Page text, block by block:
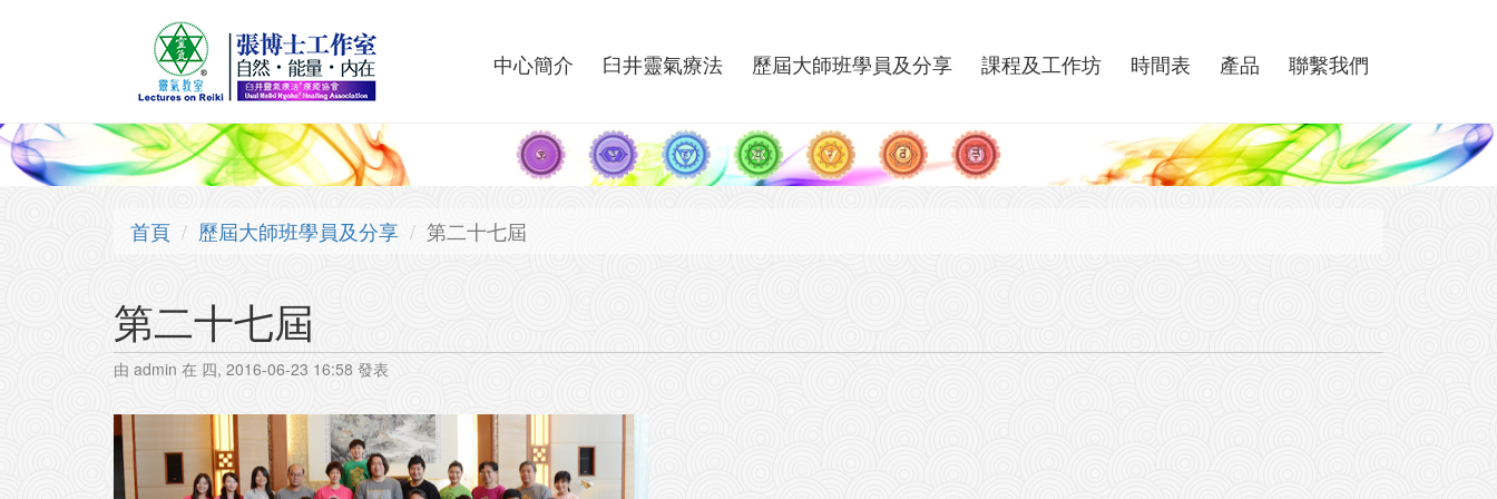
中心簡介
臼井靈氣療法 歷屆大師班學員及分享 課程及工作坊 時間表 產品 聯繫我們
首頁 歷屆大師班學員及分享 第二十七屆
第二十七屆
由 admin 在 四, 2016-06-23 16:58 發表